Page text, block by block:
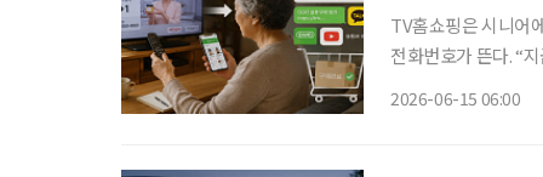
TV홈쇼핑은 시니어
전화번호가 뜬다. “
2026-06-15 06:00